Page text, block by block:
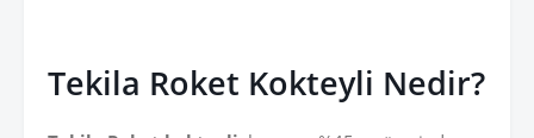
Tekila Roket Kokteyli Nedir?